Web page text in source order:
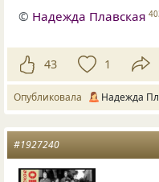
© Надежда Плавская
43 1
Опубликовала Надежда
#1927240